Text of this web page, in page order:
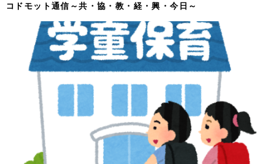
コドモット通信～共・協・教・経・興・今日～